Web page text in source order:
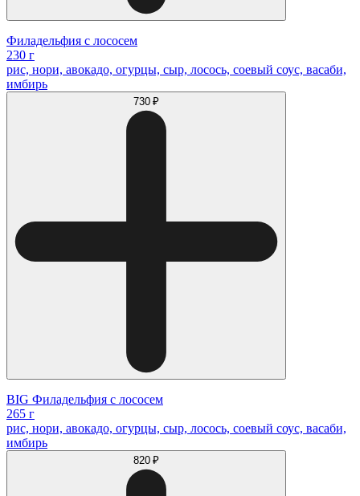
Филадельфия с лососем
230 г
рис, нори, авокадо, огурцы, сыр, лосось, соевый соус, васаби,
имбирь
730 ₽
BIG Филадельфия с лососем
265 г
рис, нори, авокадо, огурцы, сыр, лосось, соевый соус, васаби,
имбирь
820 ₽